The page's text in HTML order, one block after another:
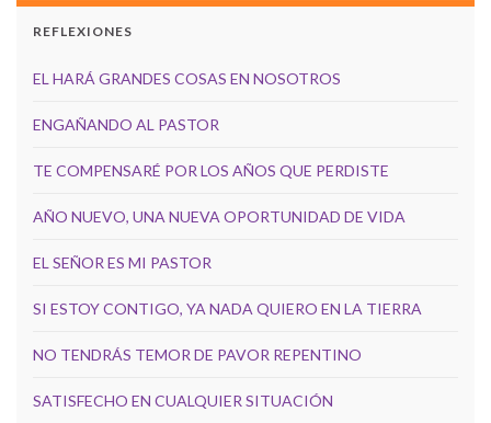
REFLEXIONES
EL HARÁ GRANDES COSAS EN NOSOTROS
ENGAÑANDO AL PASTOR
TE COMPENSARÉ POR LOS AÑOS QUE PERDISTE
AÑO NUEVO, UNA NUEVA OPORTUNIDAD DE VIDA
EL SEÑOR ES MI PASTOR
SI ESTOY CONTIGO, YA NADA QUIERO EN LA TIERRA
NO TENDRÁS TEMOR DE PAVOR REPENTINO
SATISFECHO EN CUALQUIER SITUACIÓN